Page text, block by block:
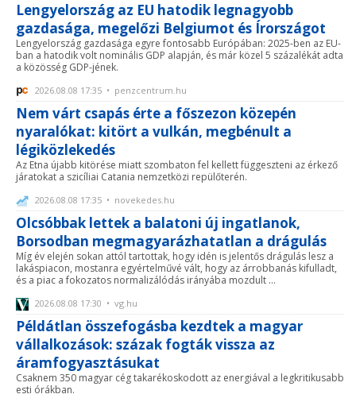
Lengyelország az EU hatodik legnagyobb
gazdasága, megelőzi Belgiumot és Írországot
Lengyelország gazdasága egyre fontosabb Európában: 2025-ben az EU-
ban a hatodik volt nominális GDP alapján, és már közel 5 százalékát adta
a közösség GDP-jének.
2026.08.08 17:35 • penzcentrum.hu
Nem várt csapás érte a főszezon közepén
nyaralókat: kitört a vulkán, megbénult a
légiközlekedés
Az Etna újabb kitörése miatt szombaton fel kellett függeszteni az érkező
járatokat a szicíliai Catania nemzetközi repülőterén.
2026.08.08 17:35 • novekedes.hu
Olcsóbbak lettek a balatoni új ingatlanok,
Borsodban megmagyarázhatatlan a drágulás
Míg év elején sokan attól tartottak, hogy idén is jelentős drágulás lesz a
lakáspiacon, mostanra egyértelművé vált, hogy az árrobbanás kifulladt,
és a piac a fokozatos normalizálódás irányába mozdult ...
2026.08.08 17:30 • vg.hu
Példátlan összefogásba kezdtek a magyar
vállalkozások: százak fogták vissza az
áramfogyasztásukat
Csaknem 350 magyar cég takarékoskodott az energiával a legkritikusabb
esti órákban.